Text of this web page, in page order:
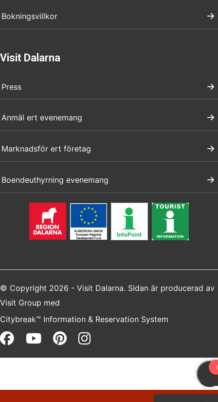
Bokningsvillkor
Visit Dalarna
Press
Anmäl ert evenemang
Marknadsför ert företag
Boendeuthyrning evenemang
© Copyright 2026 - Visit Dalarna. Sidan är producerad av
Visit Group med
Citybreak™ Information & Reservation System
Facebook (opens in a new
Youtube (opens in a new
Pinterest (opens in a
Instagram (opens